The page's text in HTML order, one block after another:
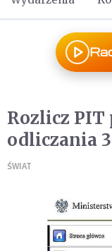
Rozlicz PIT
odliczania
ŚWIAT